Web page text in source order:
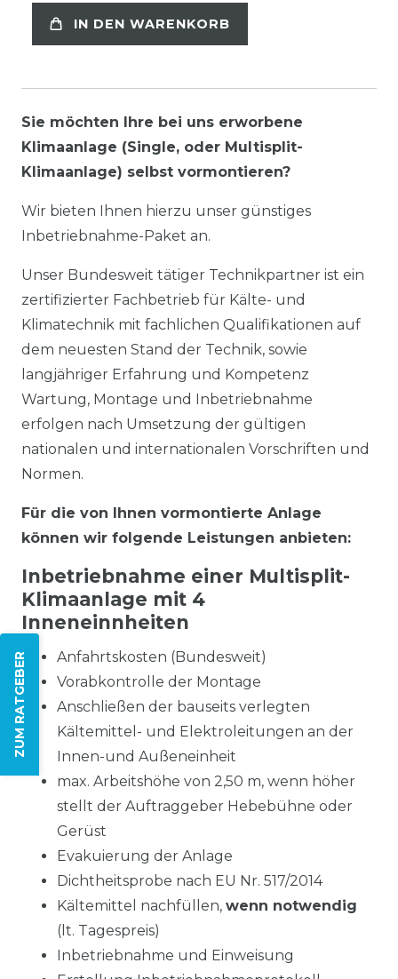
ZUM RATGEBER
IN DEN WARENKORB
Sie möchten Ihre bei uns erworbene
Klimaanlage (Single, oder Multisplit-
Klimaanlage) selbst vormontieren?
Wir bieten Ihnen hierzu unser günstiges
Inbetriebnahme-Paket an.
Unser Bundesweit tätiger Technikpartner ist ein
zertifizierter Fachbetrieb für Kälte- und
Klimatechnik mit fachlichen Qualifikationen auf
dem neuesten Stand der Technik, sowie
langjähriger Erfahrung und Kompetenz
Wartung, Montage und Inbetriebnahme
erfolgen nach Umsetzung der gültigen
nationalen und internationalen Vorschriften und
Normen.
Für die von Ihnen vormontierte Anlage
können wir folgende Leistungen anbieten:
Inbetriebnahme einer Multisplit-
Klimaanlage mit 4
Inneneinnheiten
Anfahrtskosten (Bundesweit)
Vorabkontrolle der Montage
Anschließen der bauseits verlegten
Kältemittel- und Elektroleitungen an der
Innen-und Außeneinheit
max. Arbeitshöhe von 2,50 m, wenn höher
stellt der Auftraggeber Hebebühne oder
Gerüst
Evakuierung der Anlage
Dichtheitsprobe nach EU Nr. 517/2014
Kältemittel nachfüllen, wenn notwendig
(lt. Tagespreis)
Inbetriebnahme und Einweisung